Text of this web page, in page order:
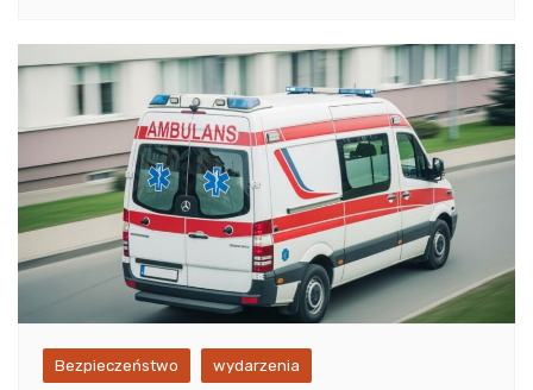
Bezpieczeństwo wydarzenia